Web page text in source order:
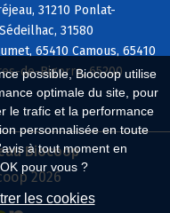
possible, Biocoop utilise
optimale du site, pour
le trafic et la performance
personnalisée en toute
à tout moment en
pour vous ?
les cookies
31210 Ponlat-
31580
65410 Camous, 65410
de-Bigorre, 65200
Biocoop
2026